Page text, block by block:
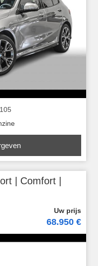
| Comfort |
68.950 €